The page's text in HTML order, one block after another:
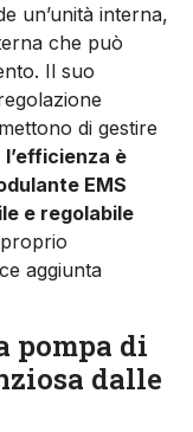
un’unità interna,
che può
Il suo
di gestire
l’efficienza è
EMS
e regolabile
aggiunta
pompa di
dalle